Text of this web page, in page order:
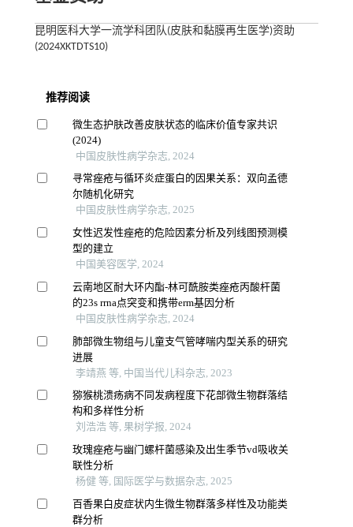
昆明医科大学一流学科团队(皮肤和黏膜再生医学)资助
(2024XKTDTS10)